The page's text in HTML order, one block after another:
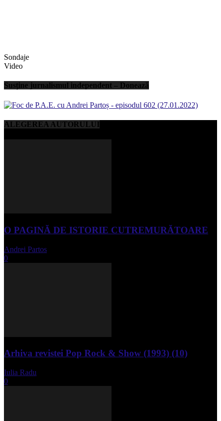
Sondaje
Video
Susține jurnalismul independent – Donează
ALEGEREA AUTORULUI
O PAGINĂ DE ISTORIE CUTREMURĂTOARE
Andrei Partos
0
Arhiva revistei Pop Rock & Show (1993) (10)
Iulia Radu
0